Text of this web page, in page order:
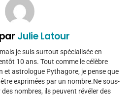
Julie Latour
je suis surtout spécialisée en
10 ans. Tout comme le célèbre
et astrologue Pythagore, je pense que
exprimées par un nombre.Ne sous-
nombres, ils peuvent révéler des